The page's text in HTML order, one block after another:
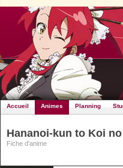
Accueil Animes Planning
Hananoi-kun to Koi no
Fiche d'anime